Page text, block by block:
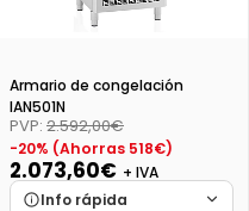
Armario de congelación
IAN501N
PVP: 2.592,00€
-20% (Ahorras 518€)
2.073,60€ + IVA
Info rápida